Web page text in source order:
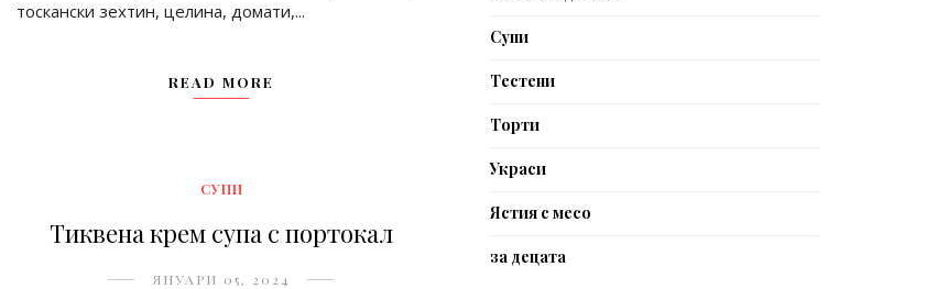
тоскански зехтин, целина, домати,...
READ MORE
СУПИ
Тиквена крем супа с портокал
ЯНУАРИ 05, 2024
Супи
Тестени
Торти
Украси
Ястия с месо
за децата